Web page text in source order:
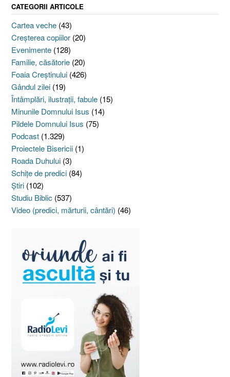
CATEGORII ARTICOLE
Cartea veche (43)
Creşterea copiilor (20)
Evenimente (128)
Familie, căsătorie (20)
Foaia Creştinului (426)
Gândul zilei (19)
Întâmplări, ilustraţii, fabule (15)
Minunile Domnului Isus (14)
Pildele Domnului Isus (75)
Podcast (1.329)
Proiectele Bisericii (1)
Roada Duhului (3)
Schiţe de predici (84)
Ştiri (102)
Studiu Biblic (537)
Video (predici, mărturii, cântări) (46)